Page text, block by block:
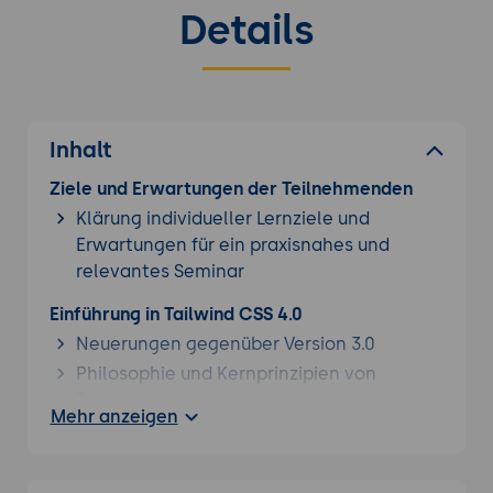
Details
Inhalt
Ziele und Erwartungen der Teilnehmenden
Klärung individueller Lernziele und
Erwartungen für ein praxisnahes und
relevantes Seminar
Einführung in Tailwind CSS 4.0
Neuerungen gegenüber Version 3.0
Philosophie und Kernprinzipien von
Vergleich mit anderen CSS-Frameworks
Mehr anzeigen